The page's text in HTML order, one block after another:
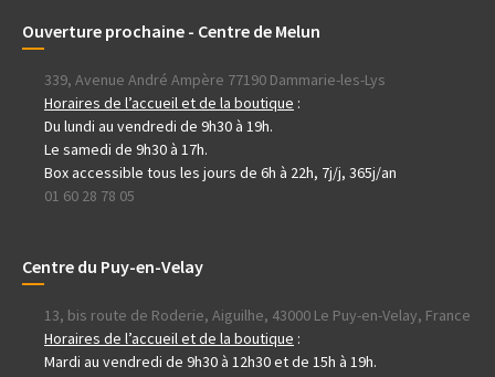
Ouverture prochaine - Centre de Melun
339, Avenue André Ampère 77190 Dammarie-les-Lys
Horaires de l’accueil et de la boutique :
Du lundi au vendredi de 9h30 à 19h.
Le samedi de 9h30 à 17h.
Box accessible tous les jours de 6h à 22h, 7j/j, 365j/an
01 60 28 78 05
Centre du Puy-en-Velay
13, bis route de Roderie, Aiguilhe, 43000 Le Puy-en-Velay, France
Horaires de l’accueil et de la boutique :
Mardi au vendredi de 9h30 à 12h30 et de 15h à 19h.